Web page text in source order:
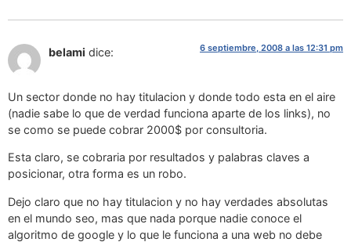
belami dice: 6 septiembre, 2008 a las 12:31 pm
Un sector donde no hay titulacion y donde todo esta en el aire
(nadie sabe lo que de verdad funciona aparte de los links), no
se como se puede cobrar 2000$ por consultoria.
Esta claro, se cobraria por resultados y palabras claves a
posicionar, otra forma es un robo.
Dejo claro que no hay titulacion y no hay verdades absolutas
en el mundo seo, mas que nada porque nadie conoce el
algoritmo de google y lo que le funciona a una web no debe